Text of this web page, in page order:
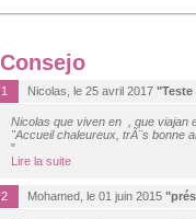
Consejo
1 Nicolas, le 25 avril 2017 "Teste
Nicolas que viven en , que viajan
"Accueil chaleureux, trÃ¨s bonne
"
Lire la suite
2 Mohamed, le 01 juin 2015